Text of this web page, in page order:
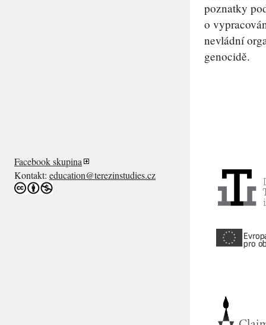
poznatky
o
nevládní
genocidě.
Facebook skupina
Kontakt: education@terezinstudies.cz